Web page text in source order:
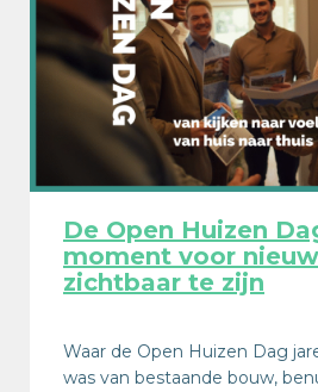
De Open Huizen
moment voor
zichtbaar te zijn
Waar de Open Huizen Dag
was van bestaande bouw,